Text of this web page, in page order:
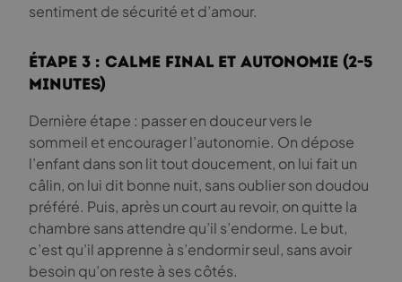
sentiment de sécurité et d’amour.
Étape 3 : Calme final et autonomie (2-5
minutes)
Dernière étape : passer en douceur vers le
sommeil et encourager l’autonomie. On dépose
l’enfant dans son lit tout doucement, on lui fait un
câlin, on lui dit bonne nuit, sans oublier son doudou
préféré. Puis, après un court au revoir, on quitte la
chambre sans attendre qu’il s’endorme. Le but,
c’est qu’il apprenne à s’endormir seul, sans avoir
besoin qu’on reste à ses côtés.